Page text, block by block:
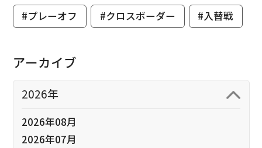
#プレーオフ
#クロスボーダー #入替戦
アーカイブ
2026年
2026年08月
2026年07月